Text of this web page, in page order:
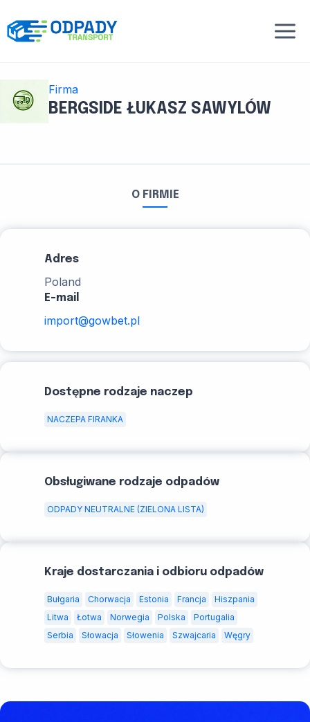
do
treści
Firma
BERGSIDE ŁUKASZ SAWYLÓW
O FIRMIE
Adres
Poland
E-mail
import@gowbet.pl
Dostępne rodzaje naczep
NACZEPA FIRANKA
Obsługiwane rodzaje odpadów
ODPADY NEUTRALNE (ZIELONA LISTA)
Kraje dostarczania i odbioru odpadów
Bułgaria Chorwacja Estonia Francja
Hiszpania
Litwa
Łotwa Norwegia Polska
Portugalia
Serbia
Słowacja Słowenia Szwajcaria Węgry